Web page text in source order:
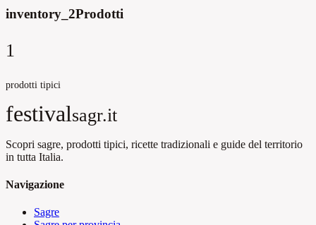
inventory_2Prodotti
1
prodotti tipici
festivalsagr.it
Scopri sagre, prodotti tipici, ricette tradizionali e guide del territorio
in tutta Italia.
Navigazione
Sagre